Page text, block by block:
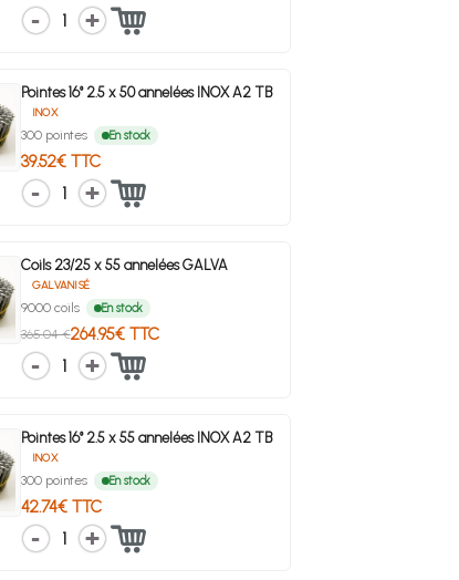
1
Pointes 16° 2.5 x 50 annelées INOX A2 TB
INOX
300 pointes En stock
39.52€ TTC
1
Coils 23/25 x 55 annelées GALVA
GALVANISÉ
9000 coils En stock
365.04 €264.95€ TTC
1
Pointes 16° 2.5 x 55 annelées INOX A2 TB
INOX
300 pointes En stock
42.74€ TTC
1